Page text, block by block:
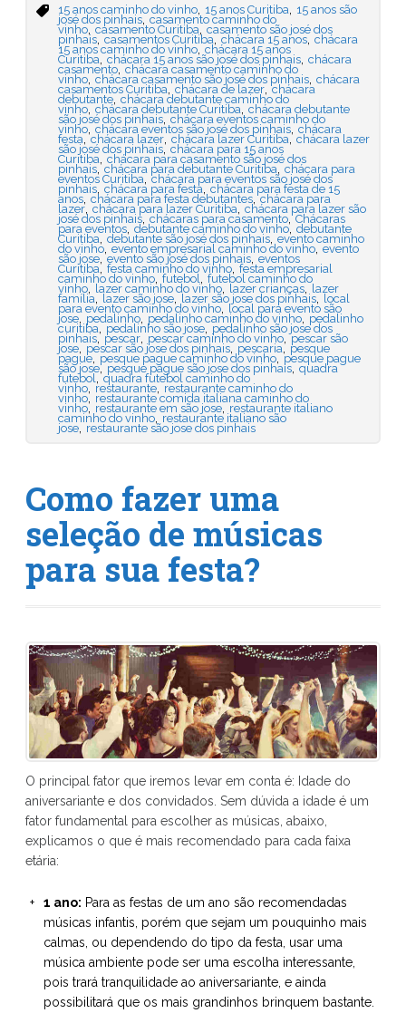
15 anos caminho do vinho, 15 anos Curitiba 15 anos são
josé dos pinhais, casamento caminho do
vinho, casamento Curitiba, casamento são josé dos
pinhais, casamentos Curitiba, chácara 15 anos, chácara
15 anos caminho do vinho, chácara 15 anos
Curitiba , chácara 15 anos são josé dos pinhais, chácara
casamento, chácara casamento caminho do
vinho, chácara casamento são josé dos pinhais, chácara
casamentos Curitiba, chácara de lazer, chácara
debutante, chácara debutante caminho do
vinho, chácara debutante Curitiba , chácara debutante
são josé dos pinhais, chácara eventos caminho do
vinho, chácara eventos são josé dos pinhais, chácara
festa, chácara lazer, chácara lazer Curitiba, chácara lazer
são josé dos pinhais, chácara para 15 anos
Curitiba chácara para casamento são josé dos
pinhais, chácara para debutante Curitiba, chácara para
eventos Curitiba, chácara para eventos são josé dos
pinhais, chácara para festa, chácara para festa de 15
anos, chácara para festa debutantes, chácara para
lazer, chácara para lazer Curitiba, chácara para lazer são
josé dos pinhais, chácaras para casamento, Chácaras
para eventos, debutante caminho do vinho, debutante
Curitiba, debutante são josé dos pinhais, evento caminho
do vinho, evento empresarial caminho do vinho, evento
são jose, evento são josé dos pinhais, eventos
Curitiba, festa caminho do vinho, festa empresarial
caminho do vinho, futebol futebol caminho do
vinho, lazer caminho do vinho, lazer crianças, lazer
família, lazer são jose, lazer são jose dos pinhais, local
para evento caminho do vinho, local para evento são
jose, pedalinho, pedalinho caminho do vinho, pedalinho
curitiba, pedalinho são jose, pedalinho são jose dos
pinhais, pescar, pescar caminho do vinho, pescar são
jose, pescar são jose dos pinhais, pescaria, pesque
pague, pesque pague caminho do vinho, pesque pague
são jose, pesque pague são jose dos pinhais, quadra
futebol, quadra futebol caminho do
vinho, restaurante, restaurante caminho do
vinho, restaurante comida italiana caminho do
vinho, restaurante em são jose, restaurante italiano
caminho do vinho, restaurante italiano são
jose, restaurante são jose dos pinhais
Como fazer uma
seleção de músicas
para sua festa?
O principal fator que iremos levar em conta é: Idade do
aniversariante e dos convidados. Sem dúvida a idade é um
fator fundamental para escolher as músicas, abaixo,
explicamos o que é mais recomendado para cada faixa
etária:
1 ano: Para as festas de um ano são recomendadas
músicas infantis, porém que sejam um pouquinho mais
calmas, ou dependendo do tipo da festa, usar uma
música ambiente pode ser uma escolha interessante,
pois trará tranquilidade ao aniversariante, e ainda
possibilitará que os mais grandinhos brinquem bastante.